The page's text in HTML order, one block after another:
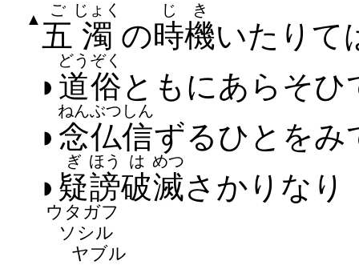
▲ 五
ご
濁
じょく
の時機
じき
いたり​て
◗ 道俗
どうぞく
ともに​あらそひ​
◗ 念仏
ねんぶつ
信
しん
ずる​ひと​を​み​
◗ 疑
ぎ
謗
ほう
破
は
滅
めつ
さかりなり
ウタガフ
ソシル
ヤブル